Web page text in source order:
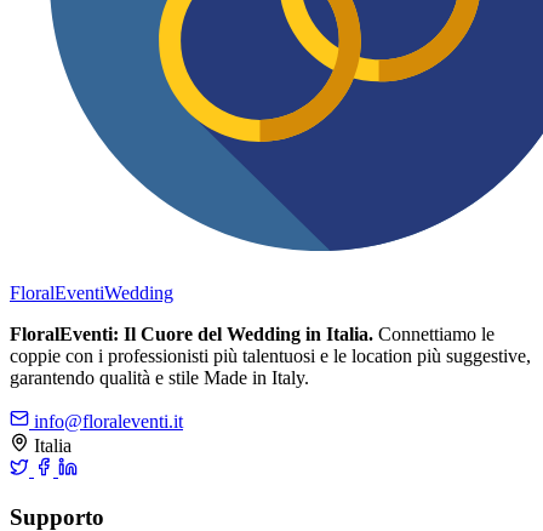
FloralEventiWedding
FloralEventi: Il Cuore del Wedding in Italia. Connettiamo le
coppie con i professionisti più talentuosi e le location più suggestive,
garantendo qualità e stile Made in Italy.
info@floraleventi.it
Italia
Supporto